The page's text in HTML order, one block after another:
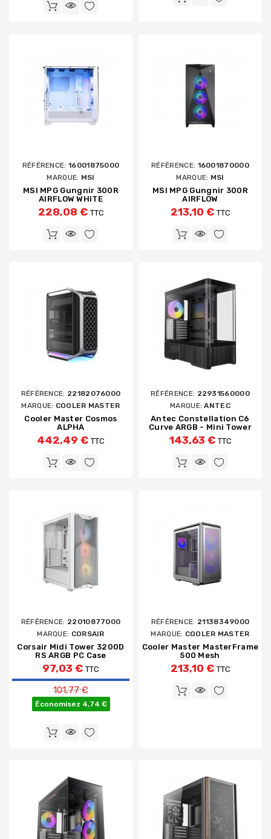
RÉFÉRENCE: 16001875000
MARQUE: MSI
MSI MPG Gungnir 300R
AIRFLOW WHITE
228,08 € TTC
RÉFÉRENCE: 16001870000
MARQUE: MSI
MSI MPG Gungnir 300R
AIRFLOW
213,10 € TTC
RÉFÉRENCE: 22182076000
MARQUE: COOLER MASTER
Cooler Master Cosmos
ALPHA
442,49 € TTC
RÉFÉRENCE: 22931560000
MARQUE:ANTEC
Antec Constellation C6
Curve ARGB - Mini Tower
143,63 € TTC
RÉFÉRENCE: 22010877000
MARQUE: CORSAIR
Corsair Midi Tower 3200D
RS ARGB PC Case
97,03 € TTC
Prix de base
101,77 €
Économisez 4,74 €
RÉFÉRENCE: 21138349000
MARQUE: COOLER MASTER
Cooler Master MasterFrame
500 Mesh
213,10 € TTC